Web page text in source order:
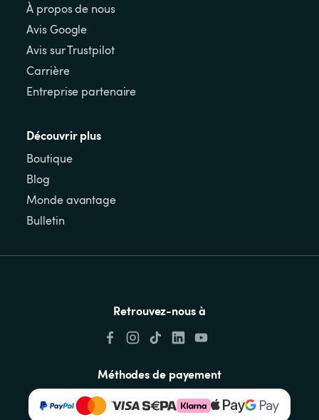
À propos de nous
Avis Google
Avis sur Trustpilot
Carrière
Entreprise partenaire
Découvrir plus
Boutique
Blog
Monde avantage
Bulletin
Retrouvez-nous à
Méthodes de payement